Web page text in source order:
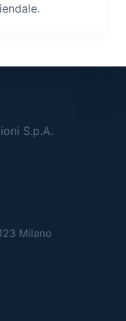
S.p.A.
Milano